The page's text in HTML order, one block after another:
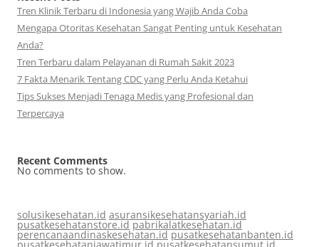
Tren Klinik Terbaru di Indonesia yang Wajib Anda Coba
Mengapa Otoritas Kesehatan Sangat Penting untuk Kesehatan
Anda?
Tren Terbaru dalam Pelayanan di Rumah Sakit 2023
7 Fakta Menarik Tentang CDC yang Perlu Anda Ketahui
Tips Sukses Menjadi Tenaga Medis yang Profesional dan
Terpercaya
Recent Comments
No comments to show.
solusikesehatan.id asuransikesehatansyariah.id
pusatkesehatanstore.id pabrikalatkesehatan.id
perencanaandinaskesehatan.id pusatkesehatanbanten.id